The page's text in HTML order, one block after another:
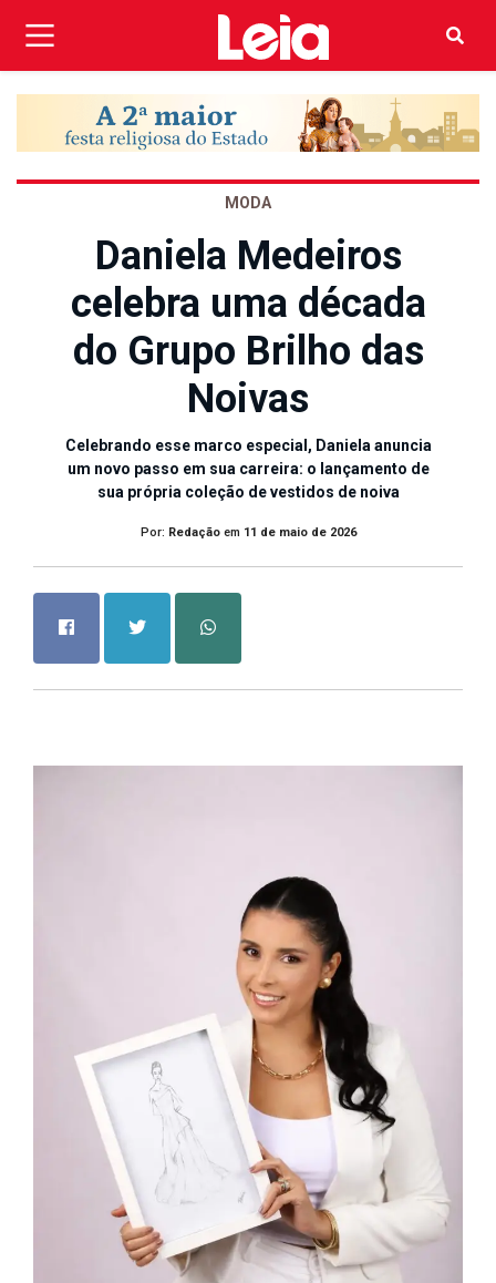
MODA
Daniela Medeiros
celebra uma década
do Grupo Brilho das
Noivas
Celebrando esse marco especial, Daniela anuncia
um novo passo em sua carreira: o lançamento de
sua própria coleção de vestidos de noiva
Por: Redaçãoem 11 de maio de 2026